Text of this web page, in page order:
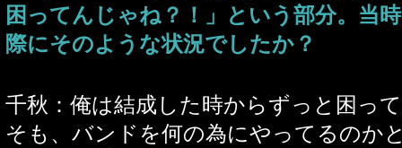
困ってんじゃね？！」という部分。当
際にそのような状況でしたか？
千秋：俺は結成した時からずっと困っ
そも、バンドを何の為にやってるのか